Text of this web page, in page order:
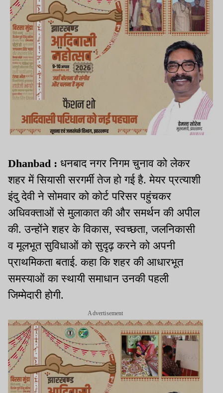
Dhanbad : धनबाद नगर निगम चुनाव को लेकर
शहर में सियासी सरगर्मी तेज हो गई है. मेयर प्रत्याशी
इंदु देवी ने सोमवार को कोर्ट परिसर पहुंचकर
अधिवक्ताओं से मुलाकात की और समर्थन की अपील
की. उन्होंने शहर के विकास, स्वच्छता, जलनिकासी
व मूलभूत सुविधाओं को सुदृढ़ करने को अपनी
प्राथमिकता बताई. कहा कि शहर की आधारभूत
समस्याओं का स्थायी समाधान उनकी पहली
जिम्मेदारी होगी.
Advertisement